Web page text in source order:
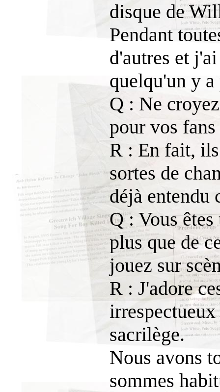
disque de
Pendant
d'autres et
quelqu'un y
Q : Ne
pour vos
R : En fait,
sortes de
déjà entendu
Q : Vous
plus que de
jouez sur
R : J'adore
sacrilège.
Nous avons
sommes